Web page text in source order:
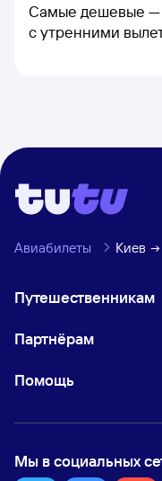
Самые дешевые —
с утренними
Авиабилеты Киев
Путешественникам
Партнёрам
Помощь
Мы в социальных